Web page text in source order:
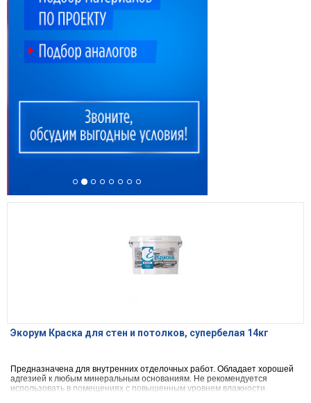
Экорум Краска для стен и потолков, супербелая 14кг
Предназначена для внутренних отделочных работ. Обладает хорошей
адгезией к любым минеральным основаниям. Не рекомендуется
использовать в помещениях с повышенным уровнем влажности.